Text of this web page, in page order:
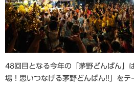
48回目となる今年の「茅野どんばん」
場！思いつなげる茅野どんばん!!」をテ